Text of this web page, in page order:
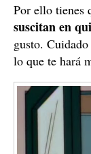
Por ello tienes
suscitan en
gusto.
lo que te hará